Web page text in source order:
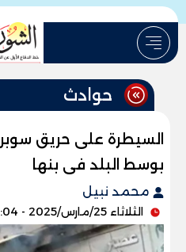
حوادث
السيطرة على حريق
بوسط البلد فى بنها
محمد نبيل
الثلاثاء 25/مارس/2025 - 01:04 م